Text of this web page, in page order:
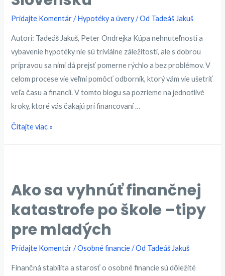
Pridajte Komentár /Hypotéky a úvery/ Od Tadeáš Jakuš
Autori: Tadeáš Jakuš, Peter Ondrejka Kúpa nehnuteľnosti a
vybavenie hypotéky nie sú triviálne záležitosti, ale s dobrou
prípravou sa nimi dá prejsť pomerne rýchlo a bez problémov. V
celom procese vie veľmi pomôcť odborník, ktorý vám vie ušetriť
veľa času a financií. V tomto blogu sa pozrieme na jednotlivé
kroky, ktoré vás čakajú pri financovaní …
Ako
na
Slovensku
Čítajte viac »
Ako sa vyhnúť finančnej
katastrofe po škole –tipy
pre mladých
Pridajte Komentár /Osobné financie/ Od Tadeáš Jakuš
Finančná stabilita a starosť o osobné financie sú dôležité